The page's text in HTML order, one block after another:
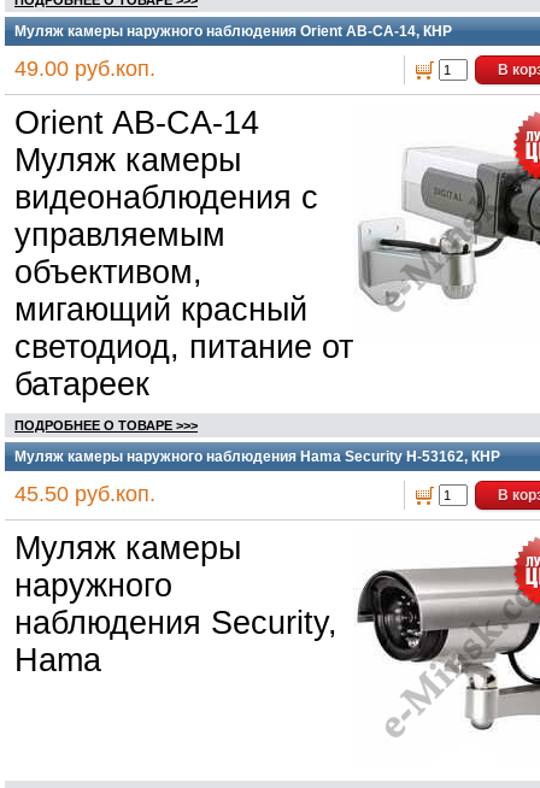
Муляж камеры наружного наблюдения Orient AB-CA-14, КНР
49.00 руб.коп. В
Orient AB-CA-14
Муляж камеры
видеонаблюдения с
управляемым
объективом,
мигающий красный
светодиод, питание от
батареек
ПОДРОБНЕЕ О ТОВАРЕ >>>
Муляж камеры наружного наблюдения Hama Security H-53162, КНР
45.50 руб.коп. В
Муляж камеры
наружного
наблюдения Security,
Hama